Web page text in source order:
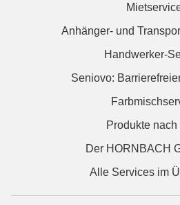
Anhänger- und
Handwerker-
Seniovo:
Produkte nach
Der HORNBACH
Alle Services im